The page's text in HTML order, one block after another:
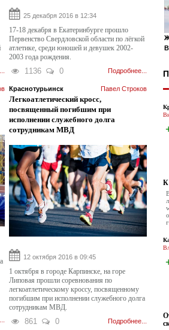
25 декабря 2016 в 12:34
17-18 декабря в Екатеринбурге прошло
Первенство Свердловской области по лёгкой
атлетике, среди юношей и девушек 2002-
2003 года рождения.
1136 0 Подробнее...
Краснотурьинск Павел Строков
Легкоатлетический кросс,
посвященный погибшим при
исполнении служебного долга
сотрудникам МВД
12 октября 2016 в 09:45
1 октября в городе Карпинске, на горе
Липовая прошли соревнования по
легкоатлетическому кроссу, посвященному
погибшим при исполнении служебного долга
сотрудникам МВД.
861 0 Подробнее...
К